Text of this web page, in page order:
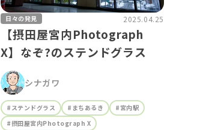
【摂田屋宮内Photograph
X】なぞ?のステンドグラス
シナガワ
日々の発見 2025.04.25
#ステンドグラス #まちあるき
#宮内駅
#摂田屋宮内Photograph X